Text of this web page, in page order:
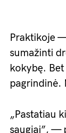
Praktikoje
sumažinti
kokybę.
pagrindinė.
„Pastatiau
saugiai”, —